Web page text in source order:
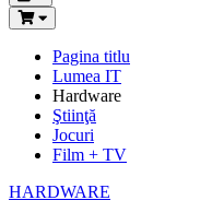
Pagina titlu
Lumea IT
Hardware
Ştiinţă
Jocuri
Film + TV
HARDWARE